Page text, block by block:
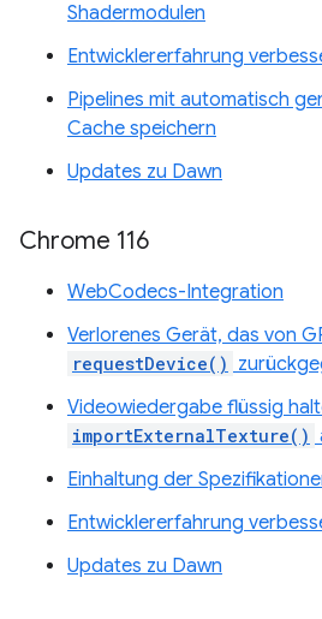
Shadermodulen
Entwicklererfahrung
Pipelines mit automatisch
Cache speichern
Updates zu Dawn
Chrome 116
WebCodecs-Integration
Verlorenes Gerät, das von
requestDevice()
Videowiedergabe flüssig
importExternalTexture()
Einhaltung der
Entwicklererfahrung
Updates zu Dawn